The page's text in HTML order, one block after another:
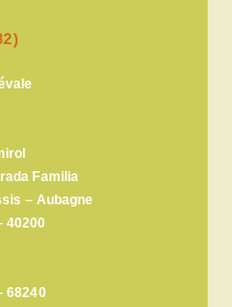
Familia
– Aubagne
40200
68240